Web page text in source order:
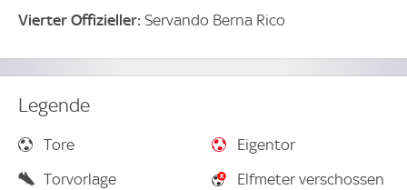
Vierter Offizieller: Servando Berna Rico
Legende
Tore
Eigentor
Torvorlage
Elfmeter verschossen